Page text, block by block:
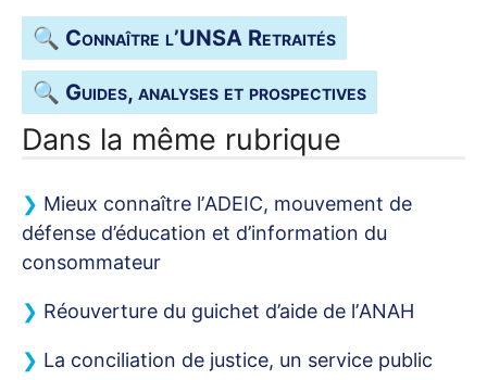
🔍 Connaître l’UNSA Retraités
🔍 Guides, analyses et prospectives
Dans la même rubrique
Mieux connaître l’ADEIC, mouvement de
défense d’éducation et d’information du
consommateur
Réouverture du guichet d’aide de l’ANAH
La conciliation de justice, un service public